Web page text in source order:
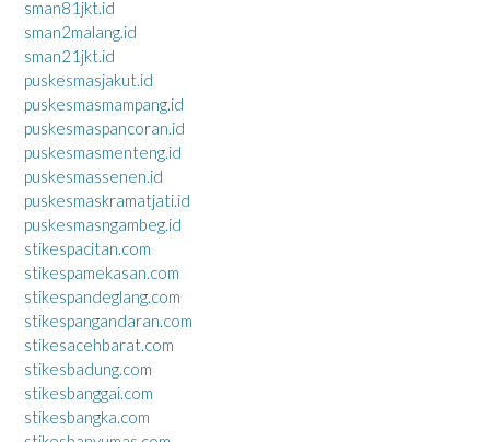
sman81jkt.id
sman2malang.id
sman21jkt.id
puskesmasjakut.id
puskesmasmampang.id
puskesmaspancoran.id
puskesmasmenteng.id
puskesmassenen.id
puskesmaskramatjati.id
puskesmasngambeg.id
stikespacitan.com
stikespamekasan.com
stikespandeglang.com
stikespangandaran.com
stikesacehbarat.com
stikesbadung.com
stikesbanggai.com
stikesbangka.com